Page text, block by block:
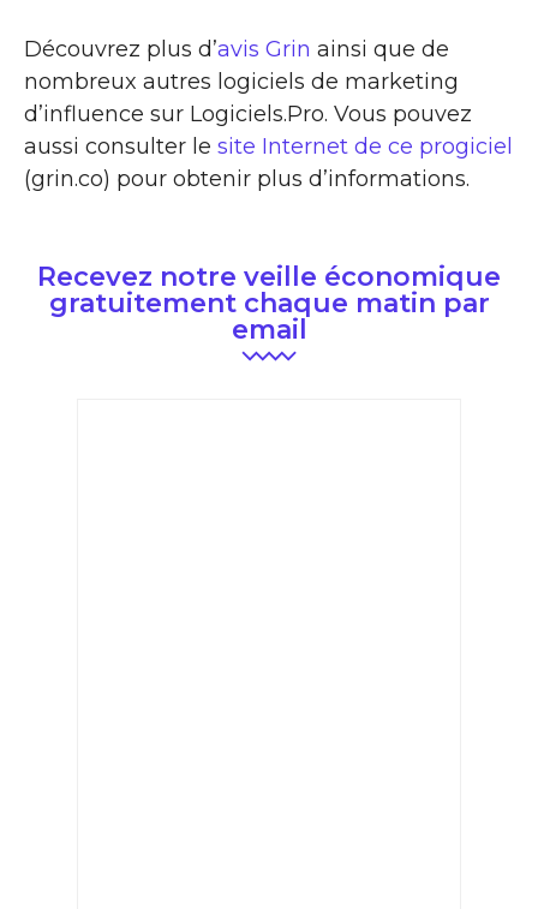
Découvrez plus d’avis Grin ainsi que de
nombreux autres logiciels de marketing
d’influence sur Logiciels.Pro. Vous pouvez
aussi consulter le site Internet de ce progiciel
(grin.co) pour obtenir plus d’informations.
Recevez notre veille économique
gratuitement chaque matin par
email